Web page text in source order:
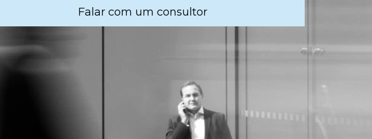
Falar com um consultor